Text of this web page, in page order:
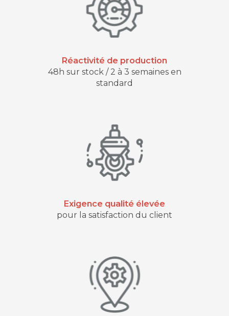
Réactivité de production
48h sur stock / 2 à 3 semaines en
standard
Exigence qualité élevée
pour la satisfaction du client